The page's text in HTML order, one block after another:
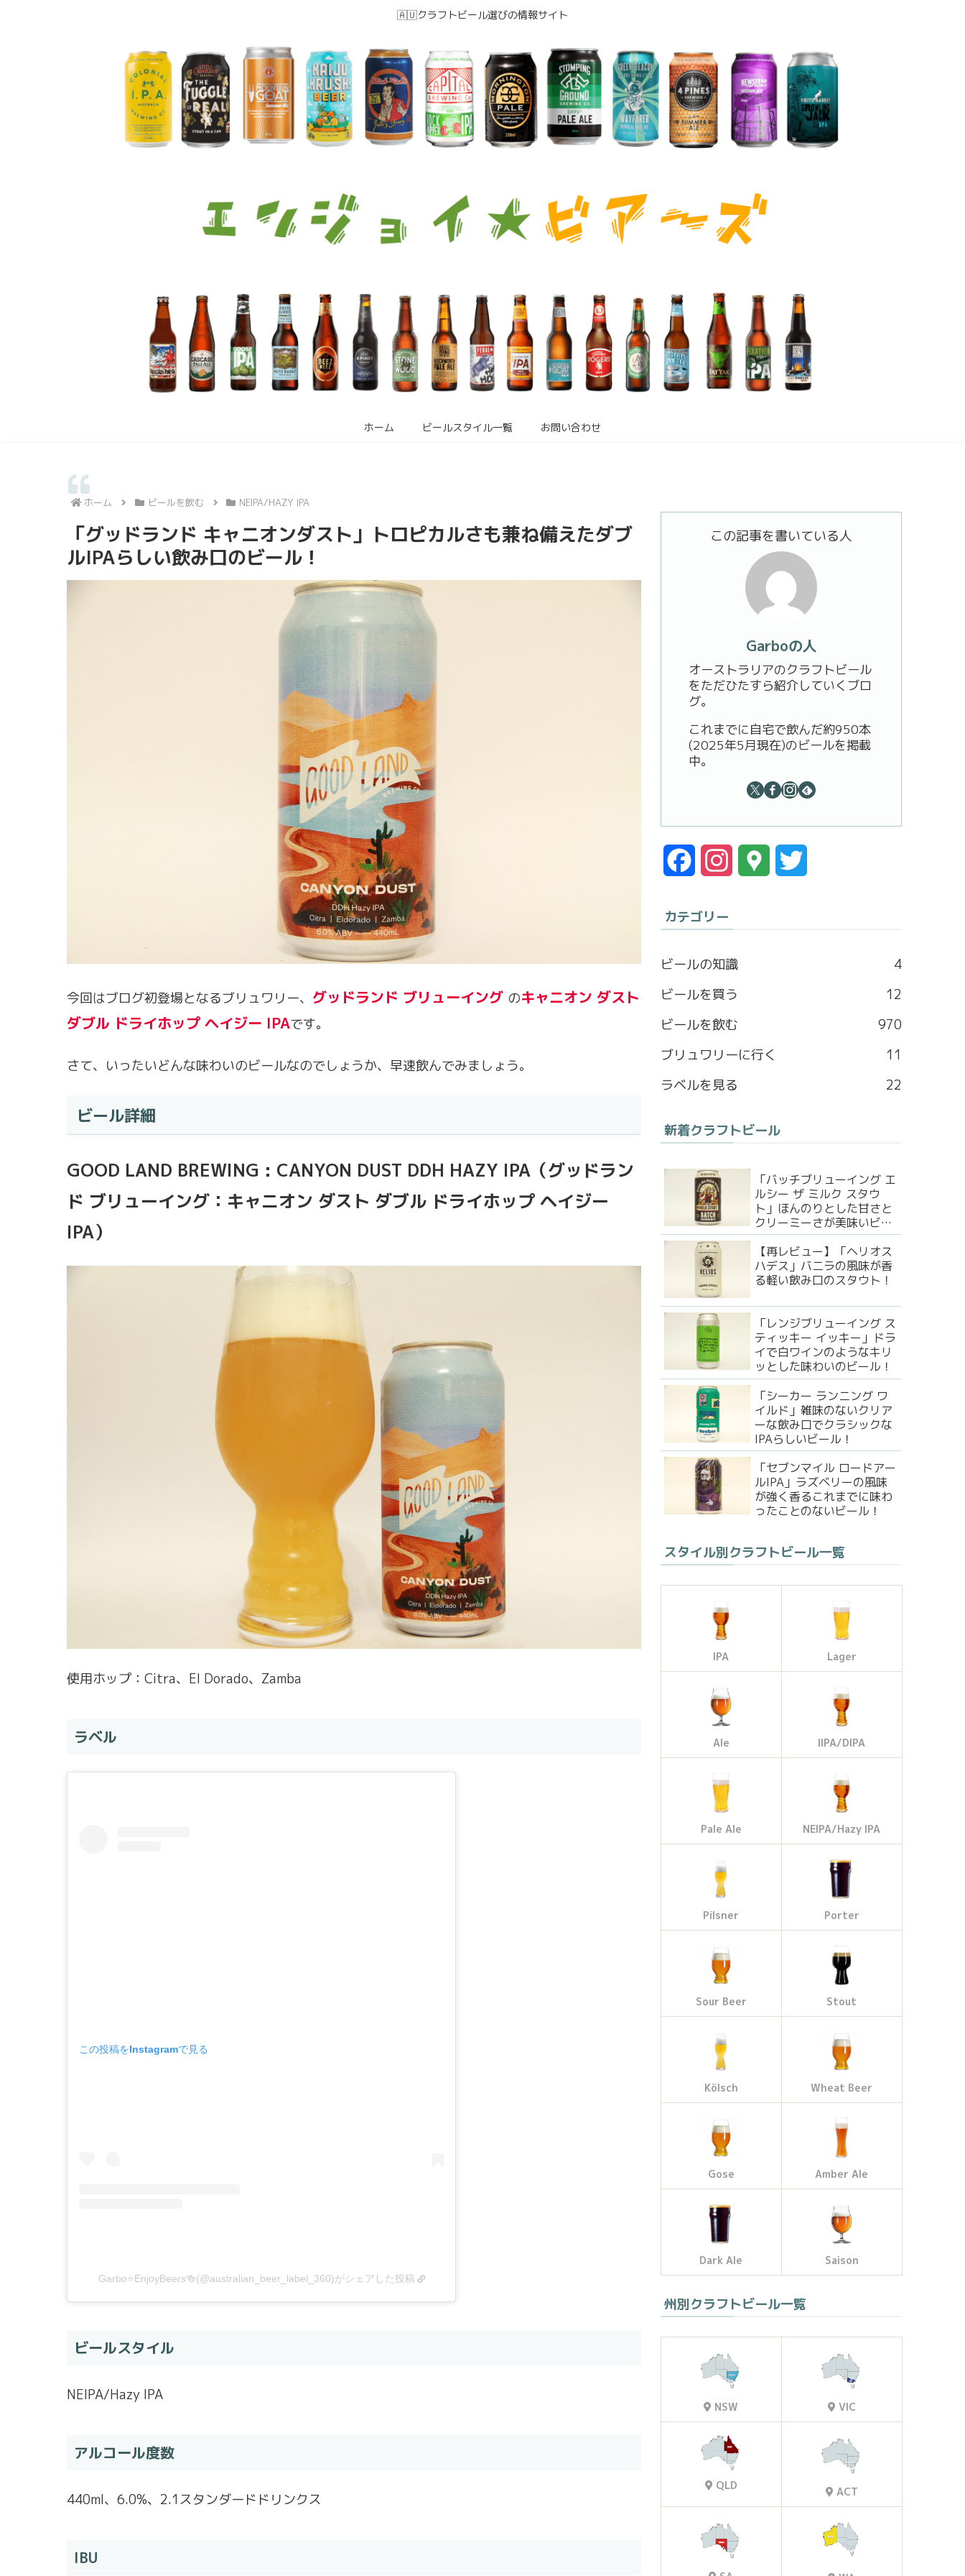
🇦🇺クラフトビール選びの情報サイト
ホーム ビールスタイル一覧 お問い合わせ
ホーム ビールを飲む NEIPA/HAZY IPA
「グッドランド キャニオンダスト」トロピカルさも兼ね備えたダブ
ルIPAらしい飲み口のビール！
今回はブログ初登場となるブリュワリー、 グッドランド ブリューイング のキャニオン ダスト
ダブル ドライホップ ヘイジー IPAです。
さて、いったいどんな味わいのビールなのでしょうか、早速飲んでみましょう。
ビール詳細
GOOD LAND BREWING : CANYON DUST DDH HAZY IPA（グッドラン
ド ブリューイング：キャニオン ダスト ダブル ドライホップ ヘイジー
IPA）
使用ホップ：Citra、El Dorado、Zamba
ラベル
この投稿をInstagramで見る
Garbo⭐️EnjoyBeers🍻(@australian_beer_label_360)がシェアした投稿
ビールスタイル
NEIPA/Hazy IPA
アルコール度数
440ml、6.0%、2.1スタンダードドリンクス
IBU
この記事を書いている人
Garboの人
オーストラリアのクラフトビール
をただひたすら紹介していくブロ
グ。
これまでに自宅で飲んだ約950本
(2025年5月現在)のビールを掲載
中。
c
b
o
o
k
t
a
g
r
a
M
カテゴリー
ビールの知識
4
ビールを買う
12
ビールを飲む
970
ブリュワリーに行く
11
ラベルを見る
22
新着クラフトビール
「バッチブリューイング エ
ルシー ザ ミルク スタウ
ト」ほんのりとした甘さと
クリーミーさが美味いビー
ル！
【再レビュー】「ヘリオス
ハデス」バニラの風味が香
る軽い飲み口のスタウト！
「レンジブリューイング ス
ティッキー イッキー」ドラ
イで白ワインのようなキリ
ッとした味わいのビール！
「シーカー ランニング ワ
イルド」雑味のないクリア
ーな飲み口でクラシックな
IPAらしいビール！
「セブンマイル ロードアー
ルIPA」ラズベリーの風味
が強く香るこれまでに味わ
ったことのないビール！
スタイル別クラフトビール一覧
IPA Lager
Ale IIPA/DIPA
Pale Ale NEIPA/Hazy IPA
Pilsner Porter
Sour Beer Stout
Kölsch Wheat Beer
Gose Amber Ale
Dark Ale Saison
州別クラフトビール一覧
NSW VIC
QLD ACT